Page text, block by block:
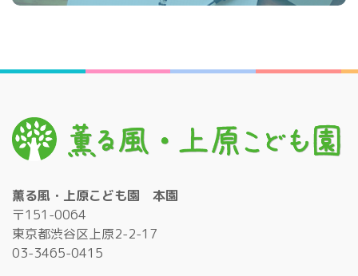
薫る風・上原こども園 本園
〒151-0064
東京都渋谷区上原2-2-17
03-3465-0415